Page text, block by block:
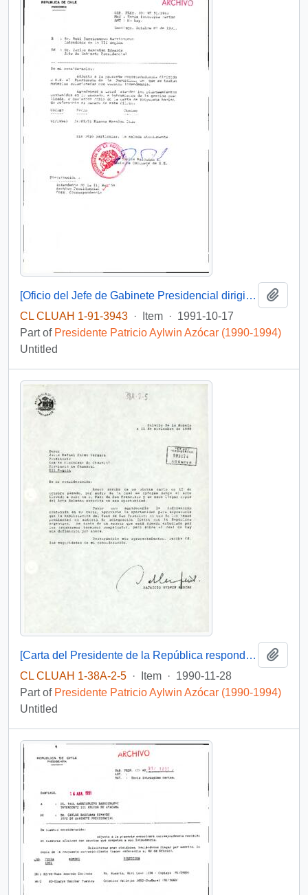
[Oficio del Jefe de Gabinete Presidencial dirigido al Intendente de la III Región]
CL CLUAH 1-91-3943 · Item · 1991-10-17
Part of Presidente Patricio Aylwin Azócar (1990-1994)
Untitled
[Carta del Presidente de la República respondiendo a Comité Ciudadano de Chañaral III Región].
CL CLUAH 1-38A-2-5 · Item · 1990-11-28
Part of Presidente Patricio Aylwin Azócar (1990-1994)
Untitled